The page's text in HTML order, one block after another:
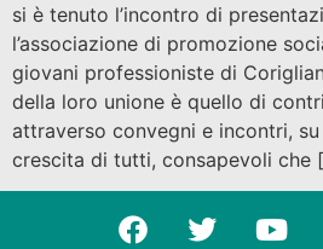
si è tenuto l’incontro di
l’associazione di promozione
giovani professioniste di
della loro unione è quello di
attraverso convegni e incontri,
crescita di tutti, consapevoli che